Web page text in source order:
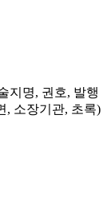
지명, 권호, 발행
, 소장기관, 초록)